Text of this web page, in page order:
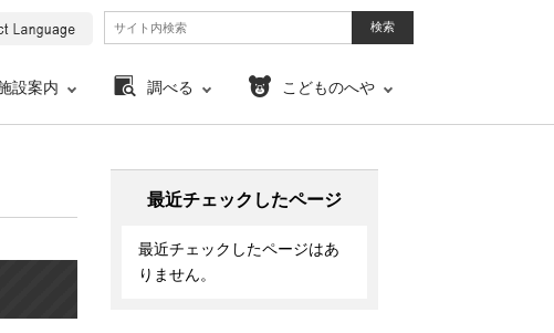
設案内 調べる こどものへや
最近チェックしたページ
最近チェックしたページはあ
りません。